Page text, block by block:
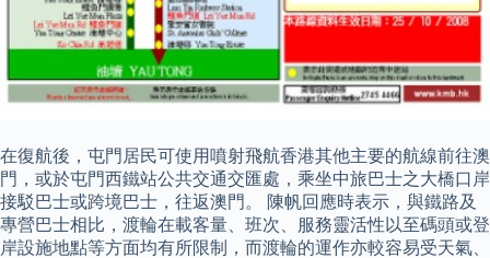
在復航後，屯門居民可使用噴射飛航香港其他主要的航線前往澳
門，或於屯門西鐵站公共交通交匯處，乘坐中旅巴士之大橋口岸
接駁巴士或跨境巴士，往返澳門。 陳帆回應時表示，與鐵路及
專營巴士相比，渡輪在載客量、班次、服務靈活性以至碼頭或登
岸設施地點等方面均有所限制，而渡輪的運作亦較容易受天氣、